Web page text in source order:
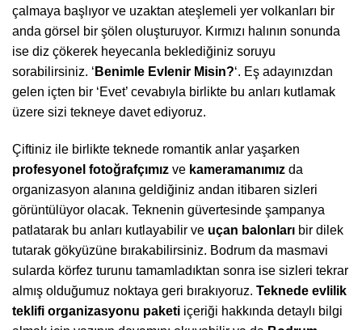
çalmaya başlıyor ve uzaktan ateşlemeli yer volkanları bir
anda görsel bir şölen oluşturuyor. Kırmızı halının sonunda
ise diz çökerek heyecanla beklediğiniz soruyu
sorabilirsiniz. ‘ Benimle Evlenir Misin?‘. Eş adayınızdan
gelen içten bir ‘Evet’ cevabıyla birlikte bu anları kutlamak
üzere sizi tekneye davet ediyoruz.
Çiftiniz ile birlikte teknede romantik anlar yaşarken
profesyonel fotoğrafçımız ve kameramanımız da
organizasyon alanına geldiğiniz andan itibaren sizleri
görüntülüyor olacak. Teknenin güvertesinde şampanya
patlatarak bu anları kutlayabilir ve uçan balonları bir dilek
tutarak gökyüzüne bırakabilirsiniz. Bodrum da masmavi
sularda körfez turunu tamamladıktan sonra ise sizleri tekrar
almış olduğumuz noktaya geri bırakıyoruz. Teknede evlilik
teklifi organizasyonu paketi içeriği hakkında detaylı bilgi